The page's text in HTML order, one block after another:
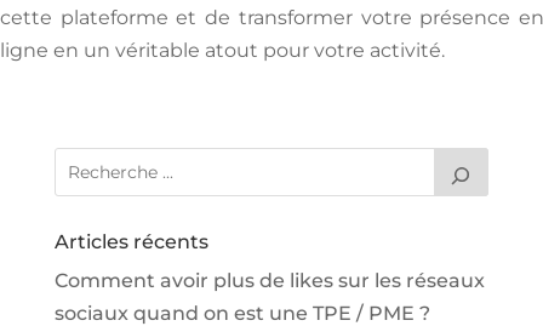
cette plateforme et de transformer votre présence
ligne en un véritable atout pour votre activité.
Articles récents
Comment avoir plus de likes sur les réseaux
sociaux quand on est une TPE / PME ?